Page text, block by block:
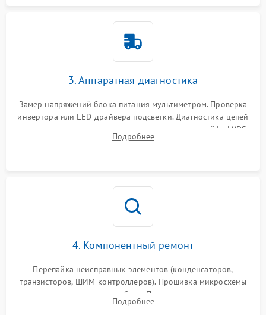
Поломка системы защиты
3. Аппаратная диагностика
Замер напряжений блока питания мультиметром. Проверка
инвертора или LED-драйвера подсветки. Диагностика цепей
питания скалера и тестирование сигналов на шлейфе LVDS
Подробнее
4. Компонентный ремонт
Перепайка неисправных элементов (конденсаторов,
транзисторов, ШИМ-контроллеров). Прошивка микросхемы
памяти при программных сбоях. При поломке подсветки —
разборка матрицы и замена выгоревших светодиодов.
Подробнее